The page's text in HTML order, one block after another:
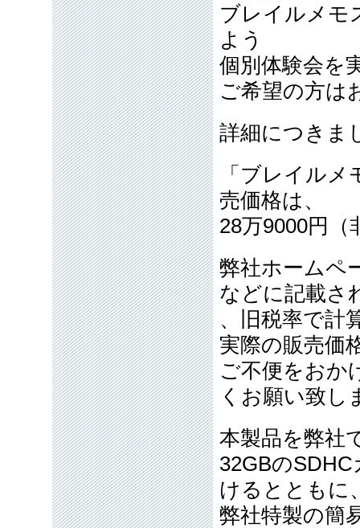
ブレイルメモ
よう
個別体験会を
ご希望の方は
詳細につきま
「ブレイル
売価格は、
28万9000円（
弊社ホームペ
などに記載さ
、旧税率で計
実際の販売価
ご不便をおか
くお願い致し
本製品を弊社
32GBの
けるとともに
弊社特製の簡